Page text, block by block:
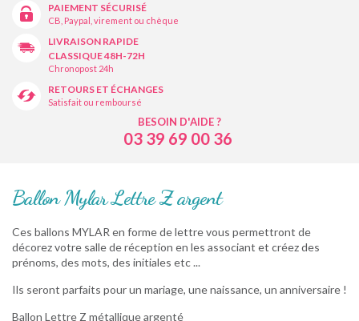
PAIEMENT SÉCURISÉ
CB, Paypal, virement ou chèque
LIVRAISON RAPIDE
CLASSIQUE 48H-72H
Chronopost 24h
RETOURS ET ÉCHANGES
Satisfait ou remboursé
BESOIN D'AIDE ?
03 39 69 00 36
Ballon Mylar Lettre Z argent
Ces ballons MYLAR en forme de lettre vous permettront de
décorez votre salle de réception en les associant et créez des
prénoms, des mots, des initiales etc ...
Ils seront parfaits pour un mariage, une naissance, un anniversaire !
Ballon Lettre Z métallique argenté